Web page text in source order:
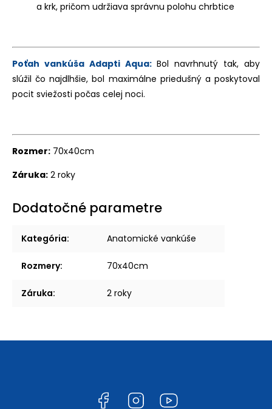
a krk, pričom udržiava správnu polohu chrbtice
Poťah vankúša Adapti Aqua: Bol navrhnutý tak, aby
slúžil čo najdlhšie, bol maximálne priedušný a poskytoval
pocit sviežosti počas celej noci.
Rozmer: 70x40cm
Záruka: 2 roky
Dodatočné parametre
Kategória: Anatomické vankúše
Rozmery: 70x40cm
Záruka: 2 roky
Facebook Instagram